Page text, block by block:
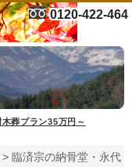
0120-422-464
葬プラン35万円～
> 臨済宗の納骨堂・永代